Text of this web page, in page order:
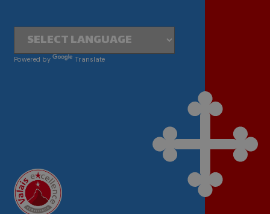
Powered by Translate